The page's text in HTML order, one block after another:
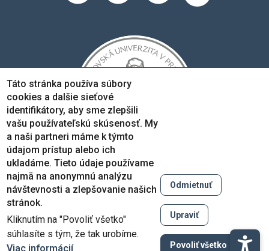
Copyright © 2005-2026
Prešovská univerzita v Prešove
Created by
ActivIT
Táto stránka používa súbory
cookies a dalšie sieťové
identifikátory, aby sme zlepšili
vašu používateľskú skúsenosť. My
a naši partneri máme k týmto
údajom prístup alebo ich
ukladáme. Tieto údaje používame
najmä na anonymnú analýzu
návštevnosti a zlepšovanie našich
stránok.
Kliknutím na "Povoliť všetko"
súhlasíte s tým, že tak urobíme.
Viac informácií
Odmietnuť
Upraviť
Povoliť všetko